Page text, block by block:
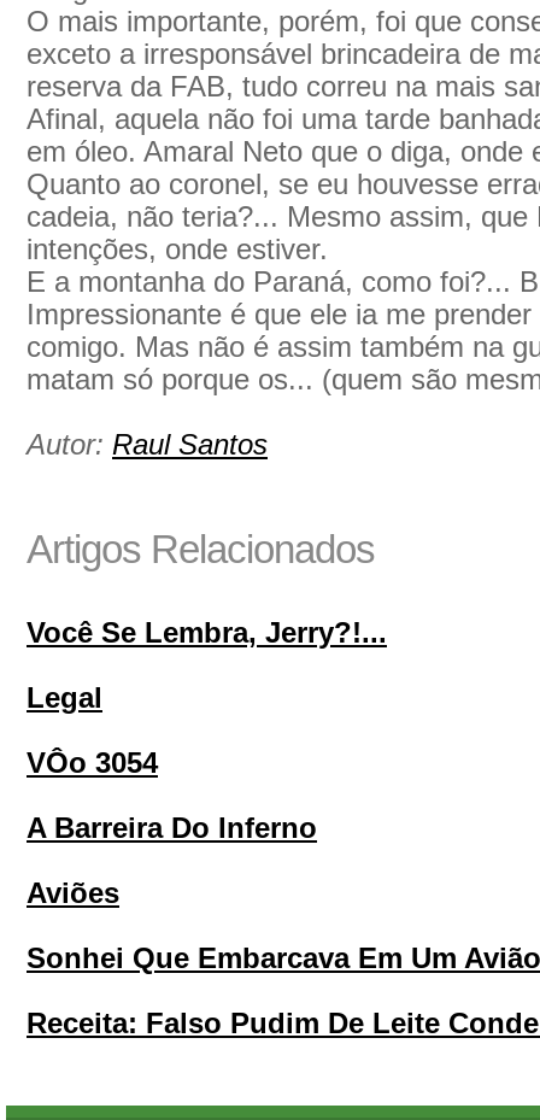
O mais importante, porém, foi que
exceto a irresponsável brincadeira de
reserva da FAB, tudo correu na mais
Afinal, aquela não foi uma tarde
em óleo. Amaral Neto que o diga, onde
Quanto ao coronel, se eu houvesse
cadeia, não teria?... Mesmo assim, que
intenções, onde estiver.
E a montanha do Paraná, como foi?...
Impressionante é que ele ia me
comigo. Mas não é assim também na
matam só porque os... (quem são
Autor: Raul Santos
Artigos Relacionados
Você Se Lembra, Jerry?!...
Legal
VÔo 3054
A Barreira Do Inferno
Aviões
Sonhei Que Embarcava Em Um Avião
Receita: Falso Pudim De Leite